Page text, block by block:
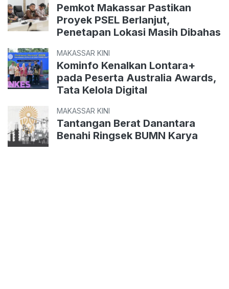
Pemkot Makassar Pastikan
Proyek PSEL Berlanjut,
Penetapan Lokasi Masih Dibahas
MAKASSAR KINI
Kominfo Kenalkan Lontara+
pada Peserta Australia Awards,
Tata Kelola Digital
MAKASSAR KINI
Tantangan Berat Danantara
Benahi Ringsek BUMN Karya